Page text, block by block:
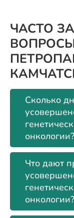
ЧАСТО
Сколько
онкологии?
Что дают
онкологии?